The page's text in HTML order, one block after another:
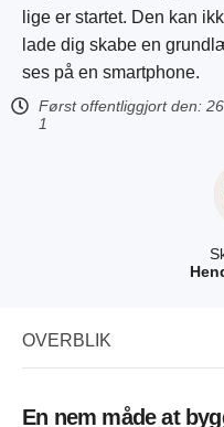
lige er startet. Den kan
lade dig skabe en
ses på en smartphone.
Først offentliggjort den:
1
OVERBLIK
En nem måde at